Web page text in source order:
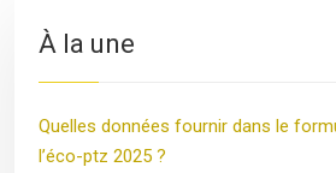
À la une
Quelles données fournir dans le
l’éco-ptz 2025 ?